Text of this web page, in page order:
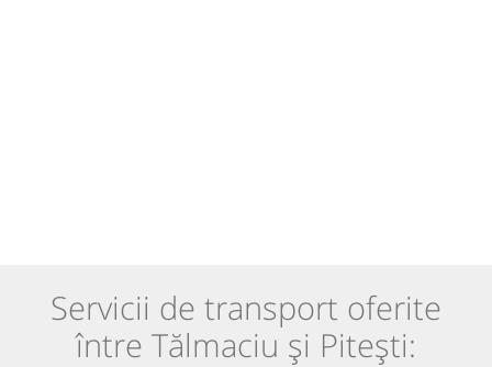
Servicii de transport oferite
între Tălmaciu și Pitești: